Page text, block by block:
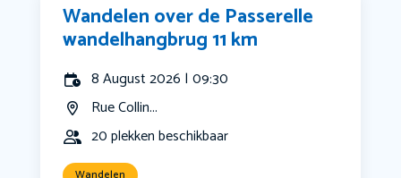
Wandelen over de Passerelle
wandelhangbrug 11 km
8 August 2026 | 09:30
Rue Collin...
20 plekken beschikbaar